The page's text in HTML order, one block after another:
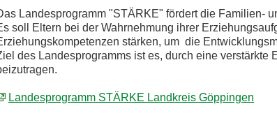
Landesprogramm "STÄRKE" fördert die Familien-
soll Eltern bei der Wahrnehmung ihrer
stärken, um die
des Landesprogramms ist es, durch eine verstärkte
Landesprogramm STÄRKE Landkreis Göppingen